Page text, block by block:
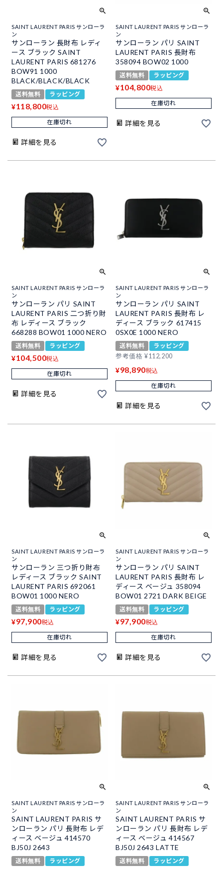
SAINT LAURENT PARIS サンローラ
ン
サンローラン 長財布 レディ
ース ブラック SAINT
LAURENT PARIS 681276
BOW91 1000
BLACK/BLACK/BLACK
送料無料 ラッピング
¥118,800税込
在庫切れ
詳細を見る
SAINT LAURENT PARIS サンローラ
ン
サンローラン パリ SAINT
LAURENT PARIS 長財布
358094 BOW02 1000
送料無料 ラッピング
¥104,800税込
在庫切れ
詳細を見る
SAINT LAURENT PARIS サンローラ
ン
サンローラン パリ SAINT
LAURENT PARIS 二つ折り財
布 レディース ブラック
668288 BOW01 1000 NERO
送料無料 ラッピング
¥104,500税込
在庫切れ
詳細を見る
SAINT LAURENT PARIS サンローラ
ン
サンローラン パリ SAINT
LAURENT PARIS 長財布 レ
ディース ブラック 617415
0SX0E 1000 NERO
送料無料
ラッピング
参考価格 ¥112,200
¥98,890税込
在庫切れ
詳細を見る
SAINT LAURENT PARIS サンローラ
ン
サンローラン 三つ折り財布
レディース ブラック SAINT
LAURENT PARIS 692061
BOW01 1000 NERO
送料無料 ラッピング
¥97,900税込
在庫切れ
詳細を見る
SAINT LAURENT PARIS サンローラ
ン
サンローラン パリ SAINT
LAURENT PARIS 長財布 レ
ディース ベージュ 358094
BOW01 2721 DARK BEIGE
送料無料 ラッピング
¥97,900税込
在庫切れ
詳細を見る
SAINT LAURENT PARIS サンローラ
ン
SAINT LAURENT PARIS サ
ンローラン パリ 長財布 レデ
ィース ベージュ 414570
BJ50J 2643
送料無料 ラッピング
SAINT LAURENT PARIS サンローラ
ン
SAINT LAURENT PARIS サ
ンローラン パリ 長財布 レデ
ィース ベージュ 414567
BJ50J 2643 LATTE
送料無料 ラッピング